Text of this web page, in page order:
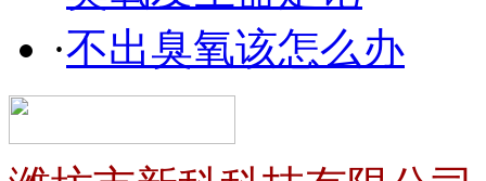
·不出臭氧该怎么办